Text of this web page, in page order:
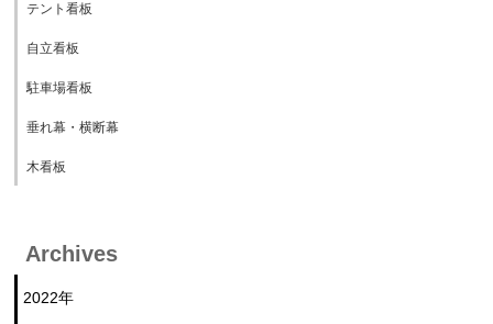
テント看板
自立看板
駐車場看板
垂れ幕・横断幕
木看板
Archives
2022年